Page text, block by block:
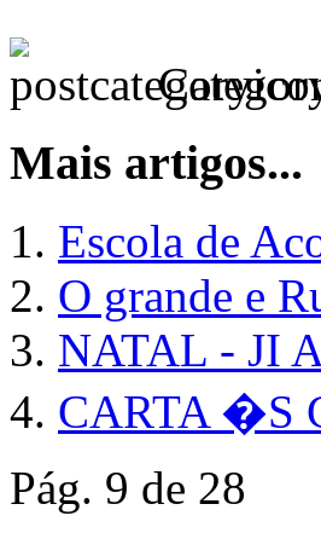
Mais artigos...
Escola de
O grande e
NATAL - JI
CARTA �S
Pág. 9 de 28